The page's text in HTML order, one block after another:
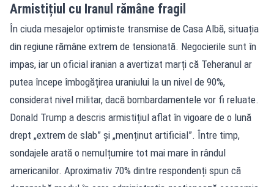
Armistițiul cu Iranul rămâne fragil
În ciuda mesajelor optimiste transmise de Casa Albă, situația
din regiune rămâne extrem de tensionată. Negocierile sunt în
impas, iar un oficial iranian a avertizat marți că Teheranul ar
putea începe îmbogățirea uraniului la un nivel de 90%,
considerat nivel militar, dacă bombardamentele vor fi reluate.
Donald Trump a descris armistițiul aflat în vigoare de o lună
drept „extrem de slab” și „menținut artificial”. Între timp,
sondajele arată o nemulțumire tot mai mare în rândul
americanilor. Aproximativ 70% dintre respondenți spun că